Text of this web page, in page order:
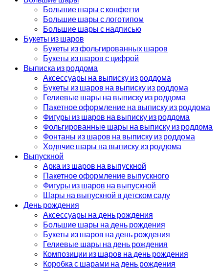
Большие шары с конфетти
Большие шары с логотипом
Большие шары с надписью
Букеты из шаров
Букеты из фольгированных шаров
Букеты из шаров с цифрой
Выписка из роддома
Аксессуары на выписку из роддома
Букеты из шаров на выписку из роддома
Гелиевые шары на выписку из роддома
Пакетное оформление на выписку из роддома
Фигуры из шаров на выписку из роддома
Фольгированные шары на выписку из роддома
Фонтаны из шаров на выписку из роддома
Ходячие шары на выписку из роддома
Выпускной
Арка из шаров на выпускной
Пакетное оформление выпускного
Фигуры из шаров на выпускной
Шары на выпускной в детском саду
День рождения
Аксессуары на день рождения
Большие шары на день рождения
Букеты из шаров на день рождения
Гелиевые шары на день рождения
Композиции из шаров на день рождения
Коробка с шарами на день рождения